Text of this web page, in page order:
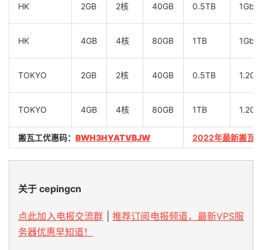
HK 2GB 2核 40GB 0.5TB
HK 4GB 4核 80GB 1TB
TOKYO 2GB 2核 40GB 0.5TB
TOKYO 4GB 4核 80GB 1TB
搬瓦工优惠码： BWH3HYATVBJW 2022年最新搬瓦
关于 cepingcn
点此加入电报交流群
推荐订阅电报频道，最新VPS服
务器优惠早知道！